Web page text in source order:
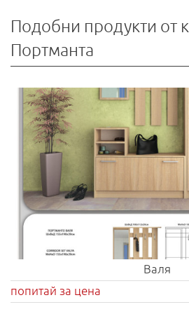
Подобни продукти от
Портманта
Валя
попитай за цена